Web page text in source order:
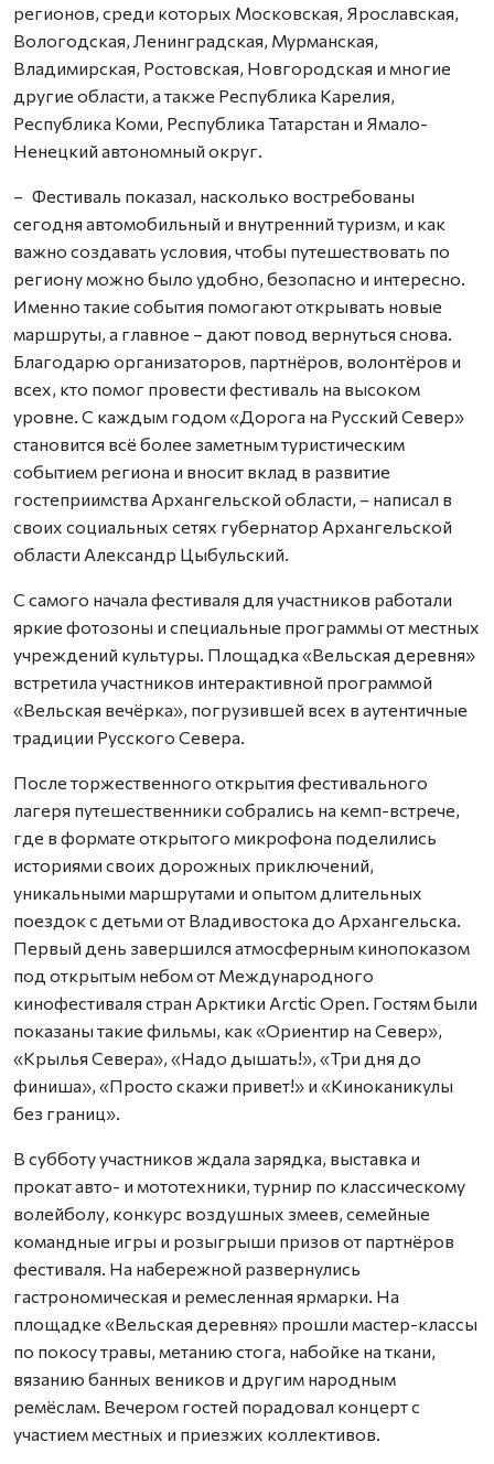
регионов, среди которых Московская, Ярославская,
Вологодская, Ленинградская, Мурманская,
Владимирская, Ростовская, Новгородская и многие
другие области, а также Республика Карелия,
Республика Коми, Республика Татарстан и Ямало-
Ненецкий автономный округ.
– Фестиваль показал, насколько востребованы
сегодня автомобильный и внутренний туризм, и как
важно создавать условия, чтобы путешествовать по
региону можно было удобно, безопасно и интересно.
Именно такие события помогают открывать новые
маршруты, а главное – дают повод вернуться снова.
Благодарю организаторов, партнёров, волонтёров и
всех, кто помог провести фестиваль на высоком
уровне. С каждым годом «Дорога на Русский Север»
становится всё более заметным туристическим
событием региона и вносит вклад в развитие
гостеприимства Архангельской области, – написал в
своих социальных сетях губернатор Архангельской
области Александр Цыбульский.
С самого начала фестиваля для участников работали
яркие фотозоны и специальные программы от местных
учреждений культуры. Площадка «Вельская деревня»
встретила участников интерактивной программой
«Вельская вечёрка», погрузившей всех в аутентичные
традиции Русского Севера.
После торжественного открытия фестивального
лагеря путешественники собрались на кемп-встрече,
где в формате открытого микрофона поделились
историями своих дорожных приключений,
уникальными маршрутами и опытом длительных
поездок с детьми от Владивостока до Архангельска.
Первый день завершился атмосферным кинопоказом
под открытым небом от Международного
кинофестиваля стран Арктики Arctic Open. Гостям были
показаны такие фильмы, как «Ориентир на Север»,
«Крылья Севера», «Надо дышать!», «Три дня до
финиша», «Просто скажи привет!» и «Киноканикулы
без границ».
В субботу участников ждала зарядка, выставка и
прокат авто- и мототехники, турнир по классическому
волейболу, конкурс воздушных змеев, семейные
командные игры и розыгрыши призов от партнёров
фестиваля. На набережной развернулись
гастрономическая и ремесленная ярмарки. На
площадке «Вельская деревня» прошли мастер-классы
по покосу травы, метанию стога, набойке на ткани,
вязанию банных веников и другим народным
ремёслам. Вечером гостей порадовал концерт с
участием местных и приезжих коллективов.